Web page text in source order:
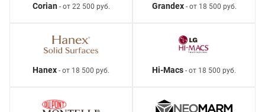
Corian- от 22 500 руб. Grandex- от 18 500 руб.
Hanex - от 18 500 руб. Hi-Macs - от 18 500 руб.